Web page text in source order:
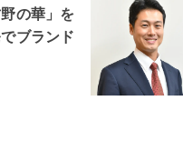
の華」を
ブランド